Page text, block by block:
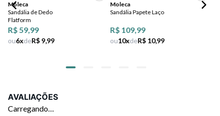
Moleca
Sandália de Dedo
Flatform
R$ 59,99
ou6xdeR$ 9,99
Moleca
Sandália Papete Laço
R$ 109,99
ou10xdeR$ 10,99
AVALIAÇÕES
Carregando…